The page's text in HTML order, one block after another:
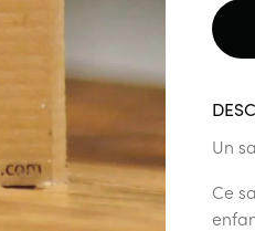
Un
Ce